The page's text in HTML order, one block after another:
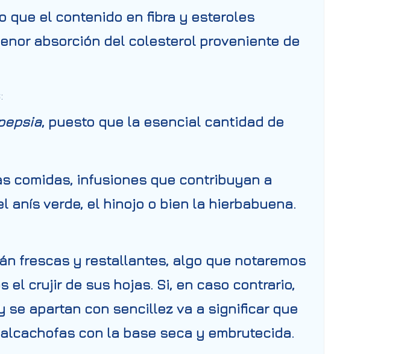
que el contenido en fibra y esteroles
absorción del colesterol proveniente de
, puesto que la esencial cantidad de
comidas, infusiones que contribuyan a
anís verde, el hinojo o bien la hierbabuena.
frescas y restallantes, algo que notaremos
el crujir de sus hojas. Si, en caso contrario,
apartan con sencillez va a significar que
con la base seca y embrutecida.